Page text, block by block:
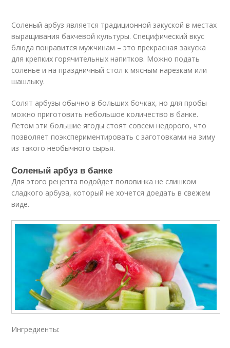
Соленый арбуз является традиционной закуской в местах
выращивания бахчевой культуры. Специфический вкус
блюда понравится мужчинам – это прекрасная закуска
для крепких горячительных напитков. Можно подать
соленье и на праздничный стол к мясным нарезкам или
шашлыку.
Солят арбузы обычно в больших бочках, но для пробы
можно приготовить небольшое количество в банке.
Летом эти большие ягоды стоят совсем недорого, что
позволяет поэкспериментировать с заготовками на зиму
из такого необычного сырья.
Соленый арбуз в банке
Для этого рецепта подойдет половинка не слишком
сладкого арбуза, который не хочется доедать в свежем
виде.
Ингредиенты: